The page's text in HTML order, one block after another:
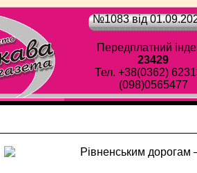
№1083 від
Передплатний
23429
Тел. +38(0362)
(098)0565477